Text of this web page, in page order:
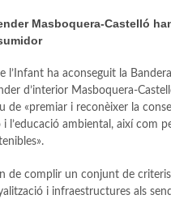
Masboquera-Castelló
l’Infant ha aconseguit la
d’interior Masboquera-
de «premiar i reconèixer la
l’educació ambiental, així com
de complir un conjunt de
i infraestructures als